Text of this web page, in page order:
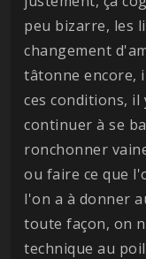
peu bizarre, les
changement
tâtonne encore,
ces conditions, il
continuer à se
ronchonner
ou faire ce que
l'on a à donner
toute façon, on
technique au